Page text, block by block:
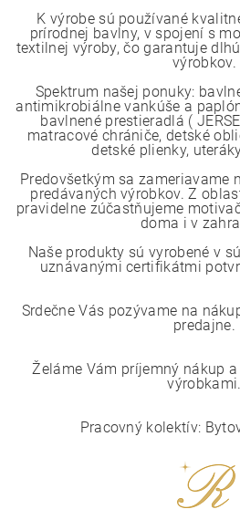
K výrobe sú používané
prírodnej bavlny, v spojení s
textilnej výroby, čo garantuje
výrobkov.
Spektrum našej ponuky:
antimikrobiálne vankúše a
bavlnené prestieradlá (
matracové chrániče, detské
detské plienky,
Predovšetkým sa zameriavame
predávaných výrobkov. Z
pravidelne zúčastňujeme
doma i v
Naše produkty sú vyrobené v
uznávanými certifikátmi
Srdečne Vás pozývame na
predajne.
Želáme Vám príjemný nákup
výrobkami.
Pracovný kolektív: